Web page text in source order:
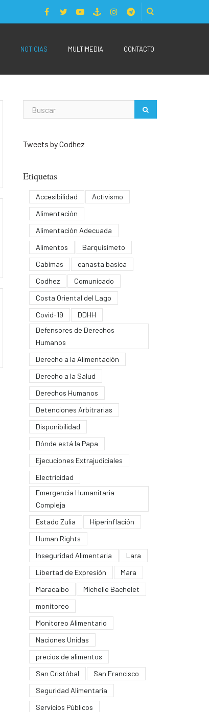
NOTICIAS MULTIMEDIA CONTACTO
Tweets by Codhez
Etiquetas
Accesibilidad
Activismo
Alimentación
Alimentación Adecuada
Alimentos
Barquisimeto
Cabimas
canasta basica
Codhez
Comunicado
Costa Oriental del Lago
Covid-19
DDHH
Defensores de Derechos
Humanos
Derecho a la Alimentación
Derecho a la Salud
Derechos Humanos
Detenciones Arbitrarias
Disponibilidad
Dónde está la Papa
Ejecuciones Extrajudiciales
Electricidad
Emergencia Humanitaria
Compleja
Estado Zulia
Hiperinflación
Human Rights
Inseguridad Alimentaria
Lara
Libertad de Expresión
Mara
Maracaibo
Michelle Bachelet
monitoreo
Monitoreo Alimentario
Naciones Unidas
precios de alimentos
San Cristóbal
San Francisco
Seguridad Alimentaria
Servicios Públicos